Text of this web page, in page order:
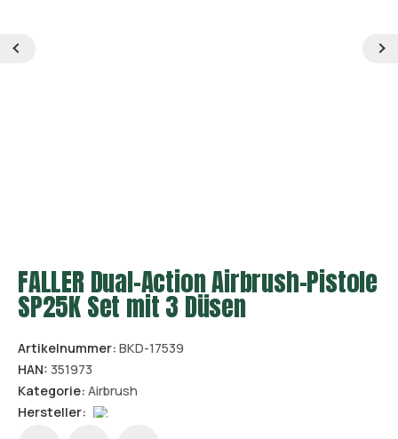
FALLER Dual-Action Airbrush-Pistole
SP25K Set mit 3 Düsen
Artikelnummer: BKD-17539
HAN: 351973
Kategorie: Airbrush
Hersteller: